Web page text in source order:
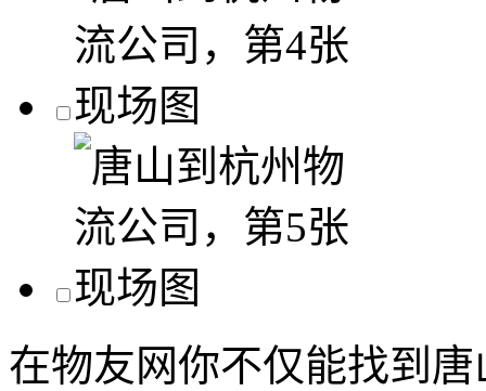
在物友网你不仅能找到